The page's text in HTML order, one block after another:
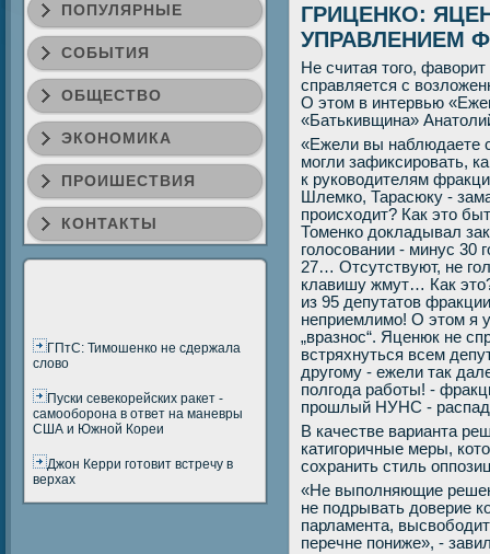
ПОПУЛЯРНЫЕ
СОБЫТИЯ
ОБЩЕСТВО
ЭКОНОМИКА
ПРОИШЕСТВИЯ
КОНТАКТЫ
ГПтС: Тимошенко не сдержала
слово
Пуски севекорейских ракет -
самооборона в ответ на маневры
США и Южной Кореи
Джон Керри готовит встречу в
верхах
ГРИЦЕНКО:
УПРАВЛЕНИЕМ
Не считая того,
справляется с
О этом в интервью
«Батькивщина»
«Ежели вы наблюдаете
могли зафиксировать,
к руководителям
Шлемко, Тарасюку -
происходит? Как это
Томенко докладывал
голосовании - минус 30
27… Отсутствуют, не
клавишу жмут… Как
из 95 депутатов
неприемлимо! О этом я
„вразнос“. Яценюк не
встряхнуться всем
другому - ежели так
полгода работы! -
прошлый НУНС -
В качестве варианта
катигоричные меры,
сохранить стиль
«Не выполняющие
не подрывать доверие
парламента,
перечне пониже», -